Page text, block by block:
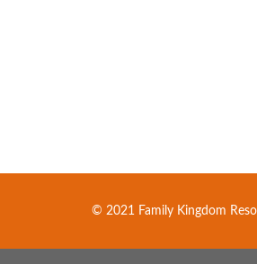
© 2021 Family Kingdom